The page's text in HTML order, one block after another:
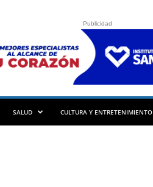
Publicidad
SALUD CULTURA Y ENTRETENIMIENTO